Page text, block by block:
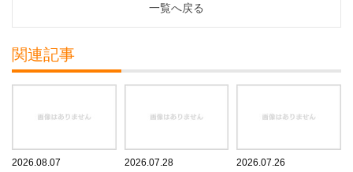
一覧へ戻る
関連記事
2026.08.07 2026.07.28 2026.07.26